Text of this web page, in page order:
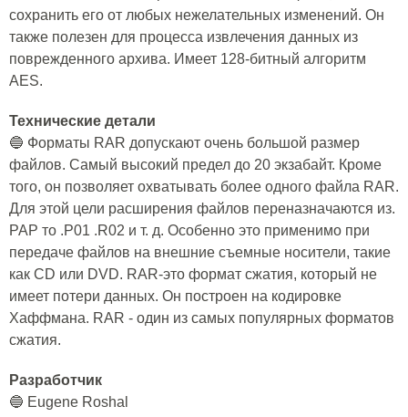
сохранить его от любых нежелательных изменений. Он
также полезен для процесса извлечения данных из
поврежденного архива. Имеет 128-битный алгоритм
AES.
Технические детали
🔵 Форматы RAR допускают очень большой размер
файлов. Самый высокий предел до 20 экзабайт. Кроме
того, он позволяет охватывать более одного файла RAR.
Для этой цели расширения файлов переназначаются из.
РАР то .Р01 .R02 и т. д. Особенно это применимо при
передаче файлов на внешние съемные носители, такие
как CD или DVD. RAR-это формат сжатия, который не
имеет потери данных. Он построен на кодировке
Хаффмана. RAR - один из самых популярных форматов
сжатия.
Разработчик
🔵 Eugene Roshal